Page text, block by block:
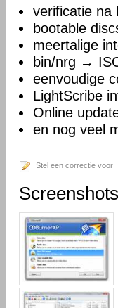
verificatie na
bootable
meertalige
bin/nrg →
eenvoudige
LightScribe
Online
en nog veel
Stel een correctie voor